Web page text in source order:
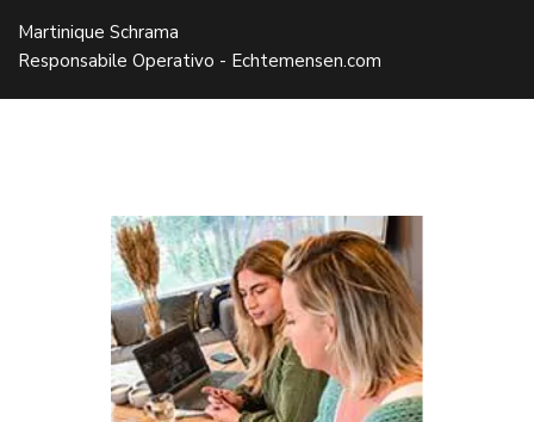
Martinique Schrama
Responsabile Operativo - Echtemensen.com